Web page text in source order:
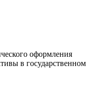
оформления
в государственном